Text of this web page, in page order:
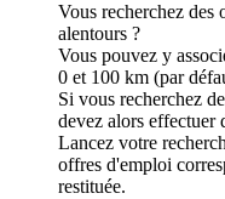
Vous recherchez des
alentours ?
Vous pouvez y
0 et 100 km (par
Si vous recherchez
devez alors effectuer
Lancez votre
offres d'emploi
restituée.